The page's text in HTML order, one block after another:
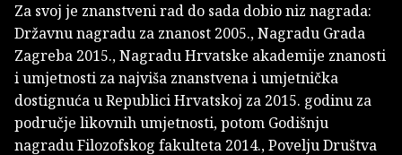
Za svoj je znanstveni rad do sada dobio niz nagrada:
Državnu nagradu za znanost 2005., Nagradu Grada
Zagreba 2015., Nagradu Hrvatske akademije znanosti
i umjetnosti za najviša znanstvena i umjetnička
dostignuća u Republici Hrvatskoj za 2015. godinu za
područje likovnih umjetnosti, potom Godišnju
nagradu Filozofskog fakulteta 2014., Povelju Društva